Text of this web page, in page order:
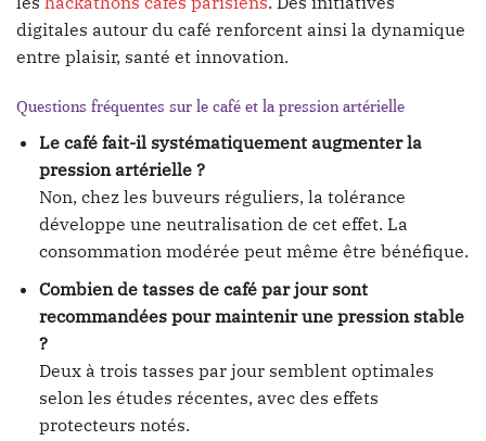
digitales autour du café renforcent ainsi la dynamique
entre plaisir, santé et innovation.
Questions fréquentes sur le café et la pression artérielle
Le café fait-il systématiquement augmenter la
pression artérielle ?
Non, chez les buveurs réguliers, la tolérance
développe une neutralisation de cet effet. La
consommation modérée peut même être bénéfique.
Combien de tasses de café par jour sont
recommandées pour maintenir une pression stable
?
Deux à trois tasses par jour semblent optimales
selon les études récentes, avec des effets
protecteurs notés.